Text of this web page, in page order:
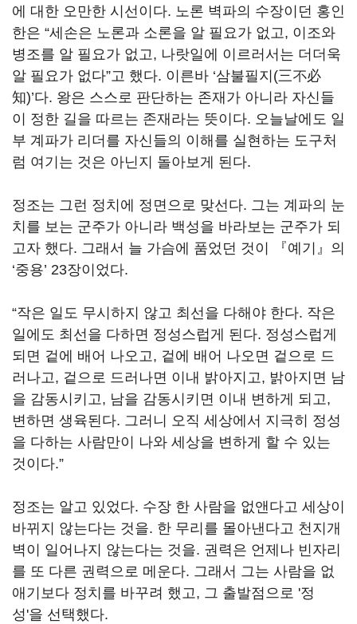
에 대한 오만한 시선이다. 노론 벽파의 수장이던 홍인
한은 “세손은 노론과 소론을 알 필요가 없고, 이조와
병조를 알 필요가 없고, 나랏일에 이르러서는 더더욱
알 필요가 없다”고 했다. 이른바 ‘삼불필지(三不必
知)’다. 왕은 스스로 판단하는 존재가 아니라 자신들
이 정한 길을 따르는 존재라는 뜻이다. 오늘날에도 일
부 계파가 리더를 자신들의 이해를 실현하는 도구처
럼 여기는 것은 아닌지 돌아보게 된다.
정조는 그런 정치에 정면으로 맞선다. 그는 계파의 눈
치를 보는 군주가 아니라 백성을 바라보는 군주가 되
고자 했다. 그래서 늘 가슴에 품었던 것이 『예기』의
‘중용’ 23장이었다.
“작은 일도 무시하지 않고 최선을 다해야 한다. 작은
일에도 최선을 다하면 정성스럽게 된다. 정성스럽게
되면 겉에 배어 나오고, 겉에 배어 나오면 겉으로 드
러나고, 겉으로 드러나면 이내 밝아지고, 밝아지면 남
을 감동시키고, 남을 감동시키면 이내 변하게 되고,
변하면 생육된다. 그러니 오직 세상에서 지극히 정성
을 다하는 사람만이 나와 세상을 변하게 할 수 있는
것이다.”
정조는 알고 있었다. 수장 한 사람을 없앤다고 세상이
바뀌지 않는다는 것을. 한 무리를 몰아낸다고 천지개
벽이 일어나지 않는다는 것을. 권력은 언제나 빈자리
를 또 다른 권력으로 메운다. 그래서 그는 사람을 없
애기보다 정치를 바꾸려 했고, 그 출발점으로 '정
성'을 선택했다.